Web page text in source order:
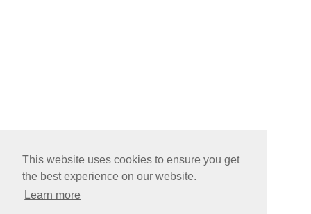
This website uses cookies to ensure you get
the best experience on our website.
Learn more